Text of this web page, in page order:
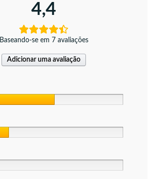
4,4
Baseando-se em 7 avaliações
Adicionar uma avaliação